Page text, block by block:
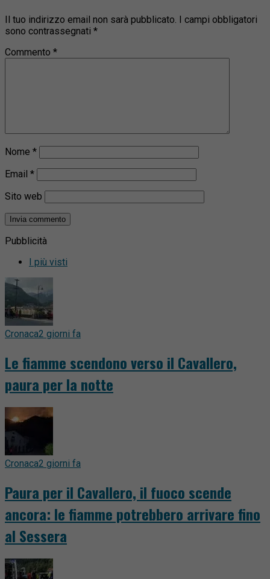
Il tuo indirizzo email non sarà pubblicato.
I campi obbligatori
sono contrassegnati *
Commento *
Nome *
Email *
Sito web
Pubblicità
I più visti
Cronaca2 giorni fa
Le fiamme scendono verso il Cavallero,
paura per la notte
Cronaca2 giorni fa
Paura per il Cavallero, il fuoco scende
ancora: le fiamme potrebbero arrivare fino
al Sessera